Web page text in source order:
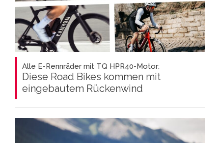
Alle E-Rennräder mit TQ HPR40-Motor:
Diese Road Bikes kommen mit
eingebautem Rückenwind